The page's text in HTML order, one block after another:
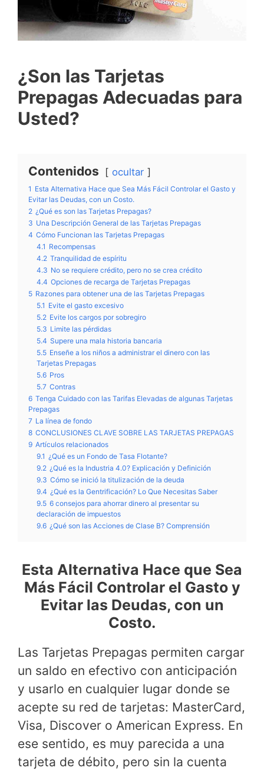
¿Son las Tarjetas
Prepagas Adecuadas para
Usted?
Contenidos ocultar
1 Esta Alternativa Hace que Sea Más Fácil Controlar el Gasto y
Evitar las Deudas, con un Costo.
2 ¿Qué es son las Tarjetas Prepagas?
3 Una Descripción General de las Tarjetas Prepagas
4 Cómo Funcionan las Tarjetas Prepagas
4.1 Recompensas
4.2 Tranquilidad de espíritu
4.3 No se requiere crédito, pero no se crea crédito
4.4 Opciones de recarga de Tarjetas Prepagas
5 Razones para obtener una de las Tarjetas Prepagas
5.1 Evite el gasto excesivo
5.2 Evite los cargos por sobregiro
5.3 Limite las pérdidas
5.4 Supere una mala historia bancaria
5.5 Enseñe a los niños a administrar el dinero con las
Tarjetas Prepagas
5.6 Pros
5.7 Contras
6 Tenga Cuidado con las Tarifas Elevadas de algunas Tarjetas
Prepagas
7 La línea de fondo
8 CONCLUSIONES CLAVE SOBRE LAS TARJETAS PREPAGAS
9 Artículos relacionados
9.1 ¿Qué es un Fondo de Tasa Flotante?
9.2 ¿Qué es la Industria 4.0? Explicación y Definición
9.3 Cómo se inició la titulización de la deuda
9.4 ¿Qué es la Gentrificación? Lo Que Necesitas Saber
9.5 6 consejos para ahorrar dinero al presentar su
declaración de impuestos
9.6 ¿Qué son las Acciones de Clase B? Comprensión
Esta Alternativa Hace que Sea
Más Fácil Controlar el Gasto y
Evitar las Deudas, con un
Costo.
Las Tarjetas Prepagas permiten cargar
un saldo en efectivo con anticipación
y usarlo en cualquier lugar donde se
acepte su red de tarjetas: MasterCard,
Visa, Discover o American Express. En
ese sentido, es muy parecida a una
tarjeta de débito, pero sin la cuenta